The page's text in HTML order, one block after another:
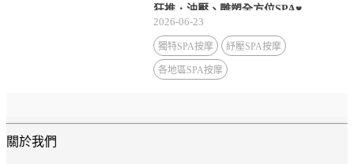
狂推．油壓、雕塑全方位SPA♥
2026-06-23
獨特SPA按摩 紓壓SPA按摩
各地區SPA按摩
關於我們